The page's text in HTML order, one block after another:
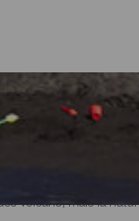
volcans, mais la